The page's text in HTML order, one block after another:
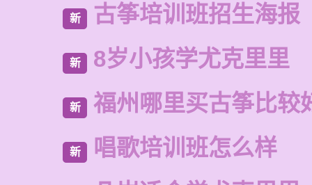
新 古筝培训班招生海报
新 8岁小孩学尤克里里
新 福州哪里买古筝比较
新 唱歌培训班怎么样